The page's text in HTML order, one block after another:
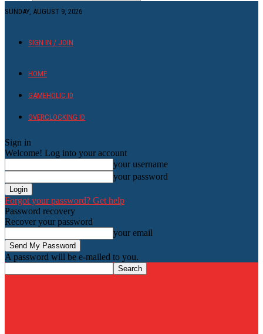
SUNDAY, AUGUST 9, 2026
SIGN IN / JOIN
HOME
GAMEHOLIC.ID
OVERCLOCKING ID
Sign in
Welcome! Log into your account
your username
your password
Forgot your password? Get help
Password recovery
Recover your password
your email
A password will be e-mailed to you.